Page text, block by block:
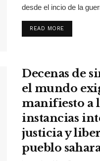
desde el incio de la
READ MORE
Decenas de
el mundo
manifiesto a
instancias
justicia y
pueblo